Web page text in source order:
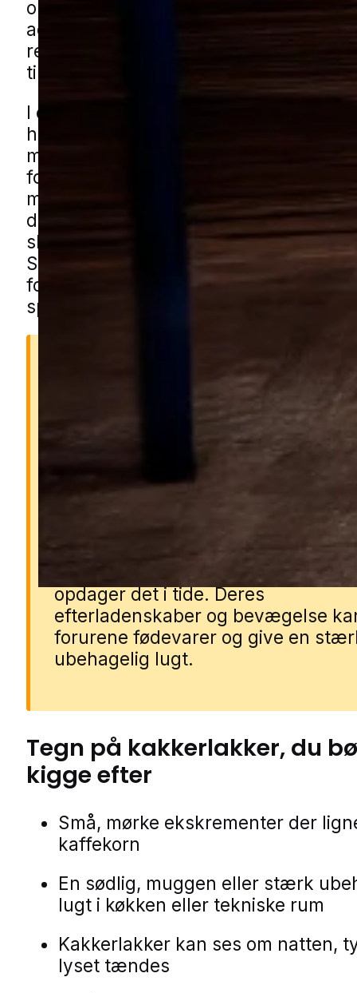
opstår ofte dér, hvor der er varme,
adgang til madrester, og derfor er det
reagere tidligt, før et mindre fund
til et større angreb.
I en by med blandede boligområder,
huse, småbygninger og en mere
midtby kan udfordringerne vise sig
forskellige steder. Det kan være i
mellem ældre huse, ved
detailbutikker eller i mindre bygninger
skure og garager. Du kan få
Stege gennem vores lokale partnere.
formularen, og vi forbinder dig med en
specialist fra nærområdet.
Derfor er kakkerlakker
Kakkerlakker kan sprede
sygdomsfremkaldende bakterier
allergener, som gør dem
virksomheder. De formerer sig
gemmer sig effektivt i sprækker og
og kan skabe kolonier uden at man
opdager det i tide. Deres
efterladenskaber og bevægelse
forurene fødevarer og give en
ubehagelig lugt.
Tegn på kakkerlakker, du
kigge efter
Små, mørke ekskrementer der
kaffekorn
En sødlig, muggen eller stærk
lugt i køkken eller tekniske rum
Kakkerlakker kan ses om natten,
lyset tændes